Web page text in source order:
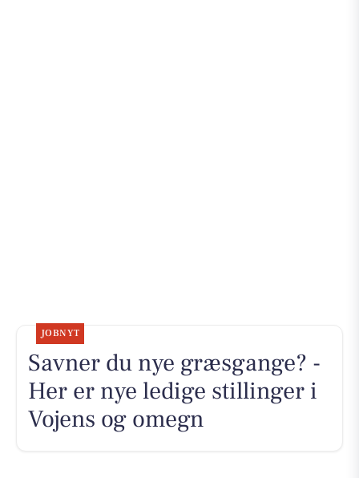
JOBNYT
Savner du nye græsgange? -
Her er nye ledige stillinger i
Vojens og omegn